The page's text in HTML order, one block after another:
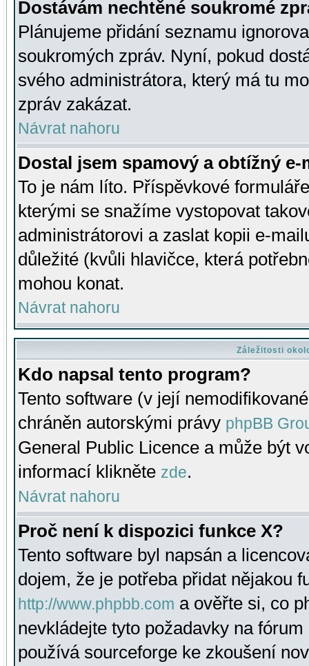
Dostávám nechtěné soukromé
Plánujeme přidání seznamu
soukromých zpráv. Nyní, pokud
svého administrátora, který má tu
zpráv zakázat.
Návrat nahoru
Dostal jsem spamový a obtížný
To je nám líto. Příspěvkové
kterými se snažíme vystopovat
administrátorovi a zaslat kopii e-
důležité (kvůli hlavičce, která
mohou konat.
Návrat nahoru
Záležitosti
Kdo napsal tento program?
Tento software (v její
chráněn autorskými právy phpBB
General Public Licence a může být
informací klikněte zde.
Návrat nahoru
Proč není k dispozici funkce X?
Tento software byl napsán a
dojem, že je potřeba přidat nějakou
http://www.phpbb.com a ověřte si, co
nevkládejte tyto požadavky na
používá sourceforge ke zkoušení